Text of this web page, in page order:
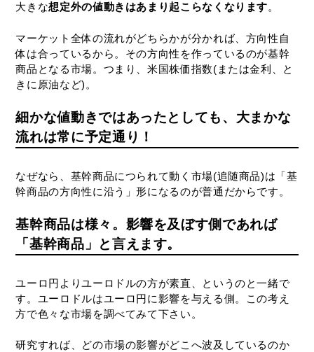
大きな想定外の値動きはあまり起こらなくなります。
マーケット全体の流れがどちらかが分かれば、方向性自
体は合っているから。その方向性を作っているのが基幹
商品となる市場。つまり、米国株価指数(または金利、と
きに原油など)。
細かな値動きではあったとしても、 大まかな
流れは常に予定通り！
なぜなら、基幹商品につられて動く市場(追随商品)は「基
幹商品の方向性に沿う」形になるのが普通だからです。
基幹商品は様々。影響を及ぼす側であれば
「基幹商品」と言えます。
ユーロ円よりユーロドルの方が素直、というのと一緒で
す。ユーロドルはユーロ円に影響を与える側。この考え
方で色々な市場を調べてみて下さい。
研究すれば、どの市場の影響がどこへ波及しているのか